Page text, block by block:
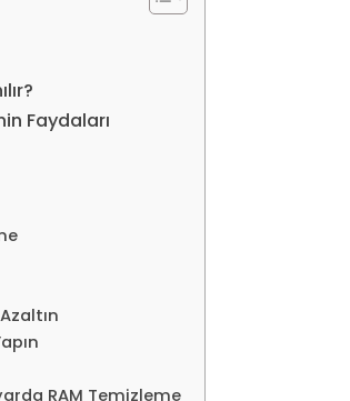
Faydaları
RAM Temizleme